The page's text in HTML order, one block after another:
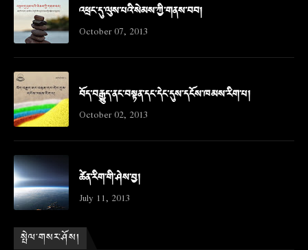
འཕྲང་དུ་ལུས་པའི་སེམས་ཀྱི་གནས་བབ།
October 07, 2013
བོད་བརྒྱུད་ནང་བསྟན་དང་དེང་དུས་དངོས་ཁམས་རིག་པ།
October 02, 2013
ཚེན་རིག་གི་ཤེས་བྱ།
July 11, 2013
སྤེལ་གསར་ཤོས།